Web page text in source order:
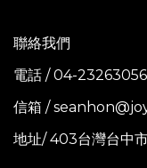
聯絡我們
電話 / 04-23263056
信箱 /
地址/ 403台灣台中